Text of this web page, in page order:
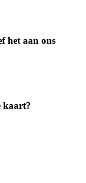
het aan ons
kaart?